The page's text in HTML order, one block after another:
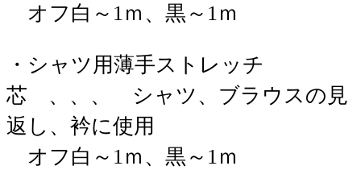
オフ白～1ｍ、黒～1ｍ
・シャツ用薄手ストレッチ
芯 、、、 シャツ、ブラウスの見
返し、衿に使用
オフ白～1ｍ、黒～1ｍ